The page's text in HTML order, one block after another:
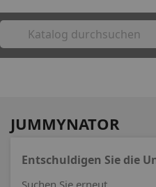
JUMMYNATOR
Entschuldigen Sie die
Suchen Sie erneut